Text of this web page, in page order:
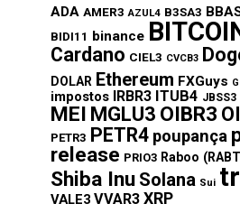
ADA AMER3 AZUL4 B3SA3
BIDI11 binance
Cardano CIEL3 CVCB3
DOLAR Ethereum FXGuys
impostos IRBR3 ITUB4 JBSS3
MEI MGLU3 OIBR3
PETR3 PETR4 poupança
release PRIO3 Raboo
Shiba Inu Solana Sui
VALE3 VVAR3 XRP